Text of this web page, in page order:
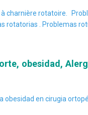
charnière rotatoire.
rotatorias . Problemas
obesidad,
obesidad en cirugia